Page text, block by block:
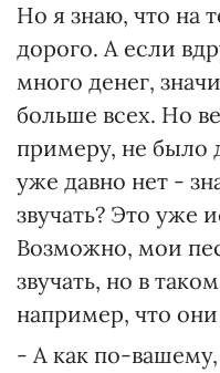
Но я знаю, что на
дорого. А если
много денег,
больше всех. Но
примеру, не было
уже давно нет -
звучать? Это уже
Возможно, мои
звучать, но в
например, что
- А как по-